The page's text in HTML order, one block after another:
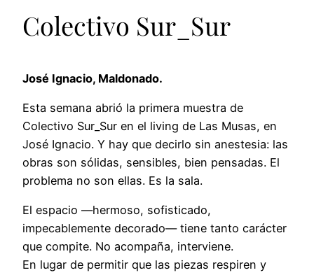
Colectivo Sur_Sur
José Ignacio, Maldonado.
Esta semana abrió la primera muestra de
Colectivo Sur_Sur en el living de Las Musas, en
José Ignacio. Y hay que decirlo sin anestesia: las
obras son sólidas, sensibles, bien pensadas. El
problema no son ellas. Es la sala.
El espacio —hermoso, sofisticado,
impecablemente decorado— tiene tanto carácter
que compite. No acompaña, interviene.
En lugar de permitir que las piezas respiren y